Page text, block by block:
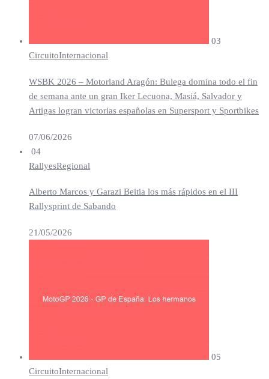
03
CircuitoInternacional
WSBK 2026 – Motorland Aragón: Bulega domina todo el fin
de semana ante un gran Iker Lecuona, Masiá, Salvador y
Artigas logran victorias españolas en Supersport y Sportbikes
07/06/2026
04
RallyesRegional
Alberto Marcos y Garazi Beitia los más rápidos en el III
Rallysprint de Sabando
21/05/2026
05
CircuitoInternacional